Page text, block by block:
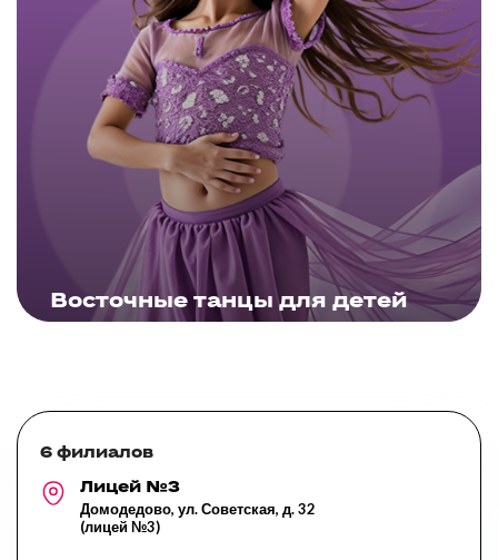
Восточные танцы для детей
ЗАПИСАТЬСЯ
6 филиалов
Лицей №3
Домодедово, ул. Советская, д. 32
(лицей №3)